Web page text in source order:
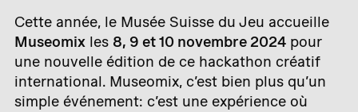
Cette année, le Musée Suisse du Jeu accueille
Museomix les 8, 9 et 10 novembre 2024 pour
une nouvelle édition de ce hackathon créatif
international. Museomix, c’est bien plus qu’un
simple événement: c’est une expérience où